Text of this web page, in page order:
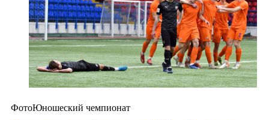
ФотоЮношеский чемпионат